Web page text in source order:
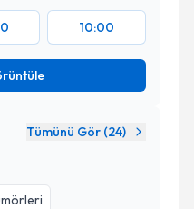
10:00
Tümünü Gör (24)